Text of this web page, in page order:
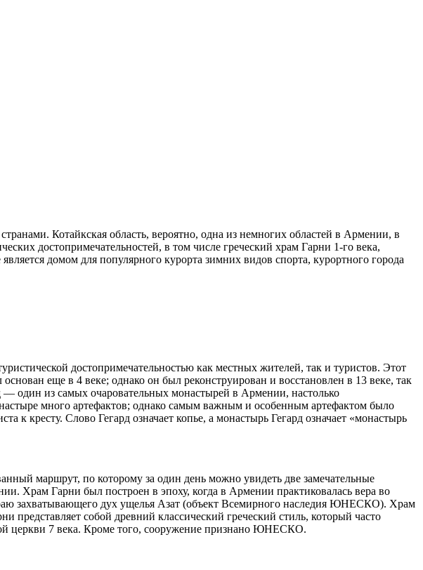
Котайкская область, вероятно, одна из немногих областей в Армении, в
достопримечательностей, в том числе греческий храм Гарни 1-го века,
домом для популярного курорта зимних видов спорта, курортного города
достопримечательностью как местных жителей, так и туристов. Этот
еще в 4 веке; однако он был реконструирован и восстановлен в 13 веке, так
один из самых очаровательных монастырей в Армении, настолько
много артефактов; однако самым важным и особенным артефактом было
кресту. Слово Гегард означает копье, а монастырь Гегард означает «монастырь
маршрут, по которому за один день можно увидеть две замечательные
Храм Гарни был построен в эпоху, когда в Армении практиковалась вера во
захватывающего дух ущелья Азат (объект Всемирного наследия ЮНЕСКО). Храм
представляет собой древний классический греческий стиль, который часто
церкви 7 века. Кроме того, сооружение признано ЮНЕСКО.